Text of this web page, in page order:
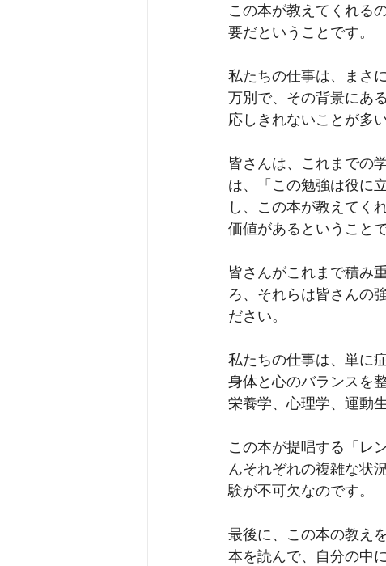
この本が教えてくれる
要だということです。
私たちの仕事は、まさ
万別で、その背景にあ
応しきれないことが多
皆さんは、これまでの
は、「この勉強は役に
し、この本が教えてく
価値があるということで
皆さんがこれまで積み
ろ、それらは皆さんの
ださい。
私たちの仕事は、単に
身体と心のバランスを
栄養学、心理学、運動
この本が提唱する「レ
んそれぞれの複雑な状
験が不可欠なのです。
最後に、この本の教え
本を読んで、自分の中